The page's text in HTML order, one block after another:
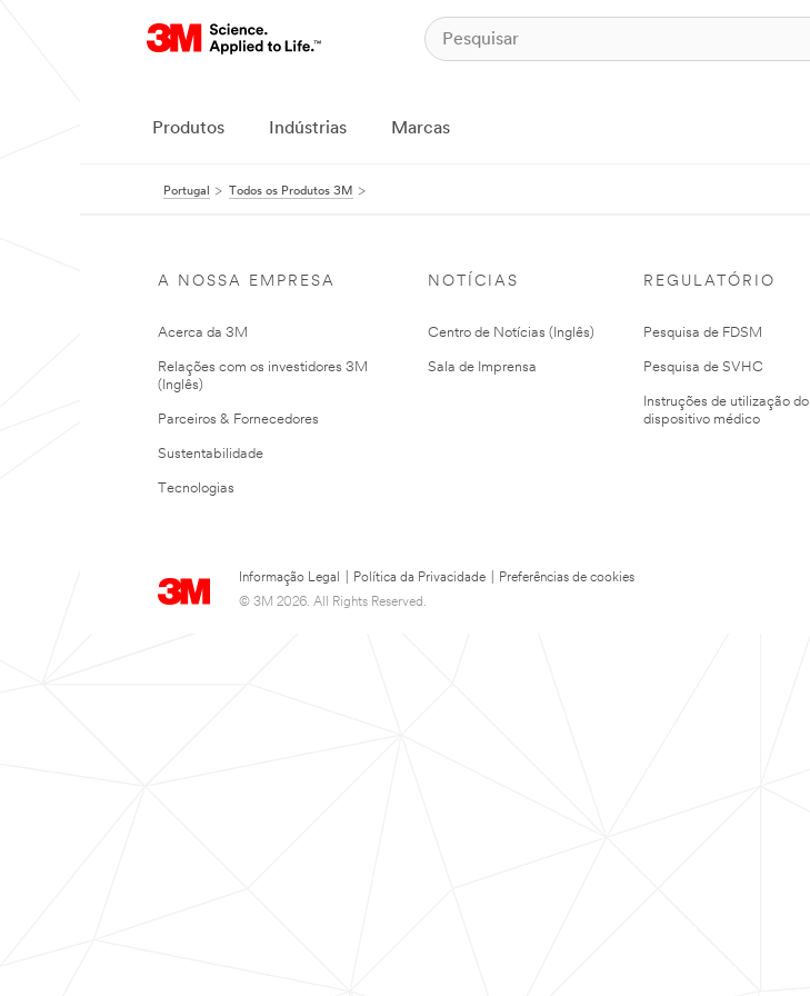
Produtos Indústrias Marcas
Portugal Todos os Produtos 3M
A NOSSA EMPRESA
Acerca da 3M
Relações com os investidores 3M
(Inglês)
Parceiros & Fornecedores
Sustentabilidade
Tecnologias
NOTÍCIAS
Centro de Notícias (Inglês)
Sala de Imprensa
REGULATÓRIO
Pesquisa de FDSM
Pesquisa de SVHC
Instruções de utilização do
dispositivo médico
Informação Legal Política da Privacidade
Preferências de cookies
© 3M 2026. All Rights Reserved.